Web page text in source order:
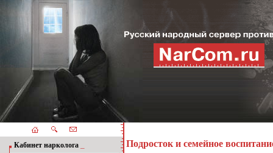
Кабинет нарколога Подросток и семейное